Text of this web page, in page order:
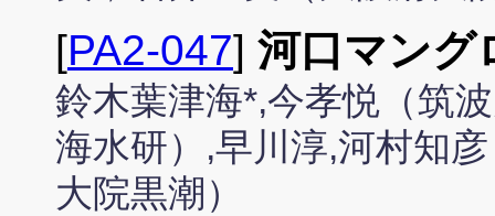
[PA2-047] 河口マング
鈴木葉津海*,今孝悦（筑
海水研）,早川淳,河村知
大院黒潮）